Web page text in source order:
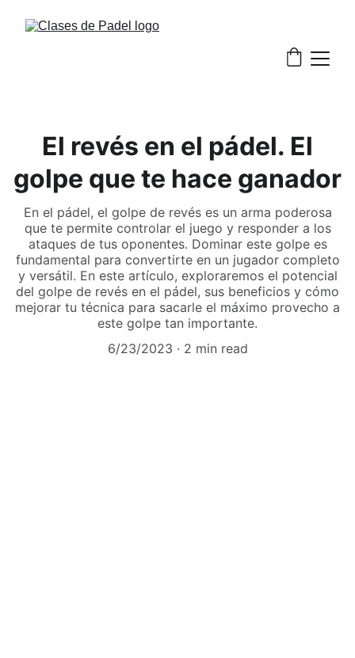
El revés en el pádel. El
golpe que te hace ganador
En el pádel, el golpe de revés es un arma poderosa
que te permite controlar el juego y responder a los
ataques de tus oponentes. Dominar este golpe es
fundamental para convertirte en un jugador completo
y versátil. En este artículo, exploraremos el potencial
del golpe de revés en el pádel, sus beneficios y cómo
mejorar tu técnica para sacarle el máximo provecho a
este golpe tan importante.
6/23/2023
2 min read